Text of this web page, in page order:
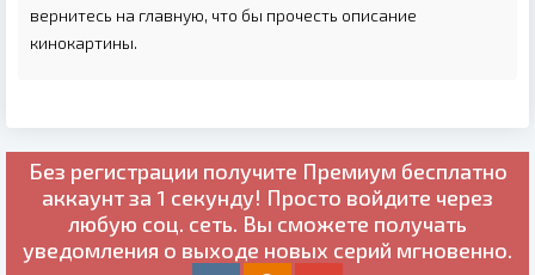
вернитесь на главную, что бы прочесть описание
кинокартины.
Без регистрации получите Премиум бесплатно
аккаунт за 1 секунду! Просто войдите через
любую соц. сеть. Вы сможете получать
уведомления о выходе новых серий мгновенно.